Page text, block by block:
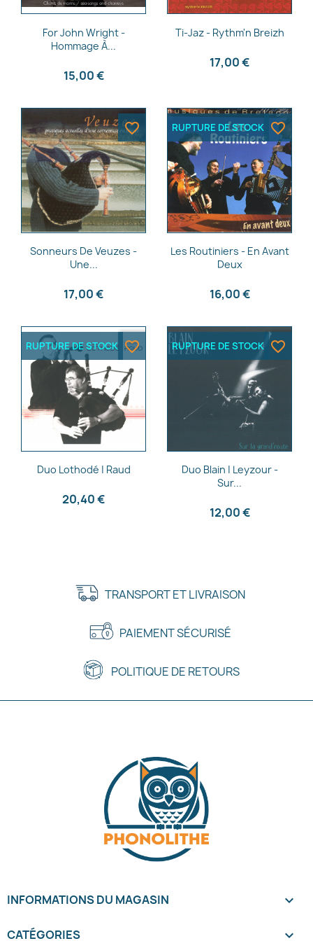
Aperçu rapide
For John Wright -
Hommage À...
15,00 €
Aperçu rapide
Ti-Jaz - Rythm'n Breizh
17,00 €
Aperçu rapide
Sonneurs De Veuzes -
Une...
17,00 €
favorite_border
Aperçu rapide
Les Routiniers - En Avant
Deux
16,00 €
RUPTURE DE STOCK favorite_border
Aperçu rapide
Duo Lothodé | Raud
20,40 €
RUPTURE DE STOCK favorite_border
Aperçu rapide
Duo Blain | Leyzour -
Sur...
12,00 €
RUPTURE DE STOCK favorite_border
TRANSPORT ET LIVRAISON
PAIEMENT SÉCURISÉ
POLITIQUE DE RETOURS
INFORMATIONS DU MAGASIN keyboard_arrow_down
CATÉGORIES 